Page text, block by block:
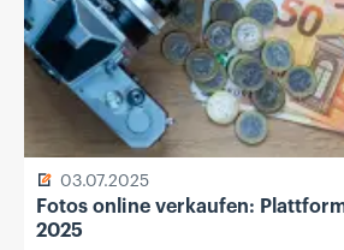
03.07.2025
Fotos online verkaufen:
2025